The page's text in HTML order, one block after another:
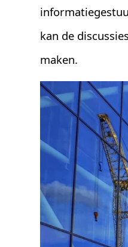
kan de
maken.